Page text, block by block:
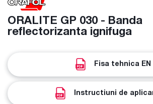
ORALITE GP 030 - Banda
reflectorizanta ignifuga
Fisa tehnica EN
Instructiuni de